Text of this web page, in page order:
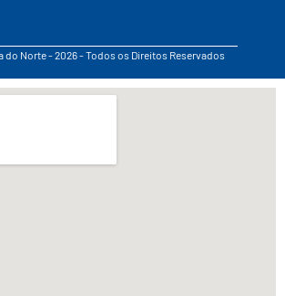
do Norte - 2026 - Todos os Direitos Reservados